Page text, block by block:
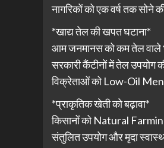
नागरिकों को एक वर्ष तक सोने
*खाद्य तेल की खपत घटाना*
आम जनमानस को कम तेल वाले
सरकारी कैंटीनों में तेल उपयोग
विक्रेताओं को Low-Oil
*प्राकृतिक खेती को बढ़ावा*
किसानों को Natural
संतुलित उपयोग और मृदा